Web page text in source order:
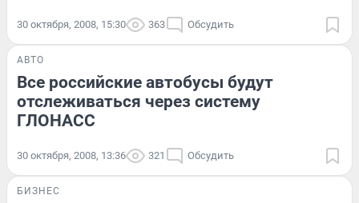
30 октября, 2008, 15:30 363 Обсудить
АВТО
Все российские автобусы будут
отслеживаться через систему
ГЛОНАСС
30 октября, 2008, 13:36 321 Обсудить
БИЗНЕС